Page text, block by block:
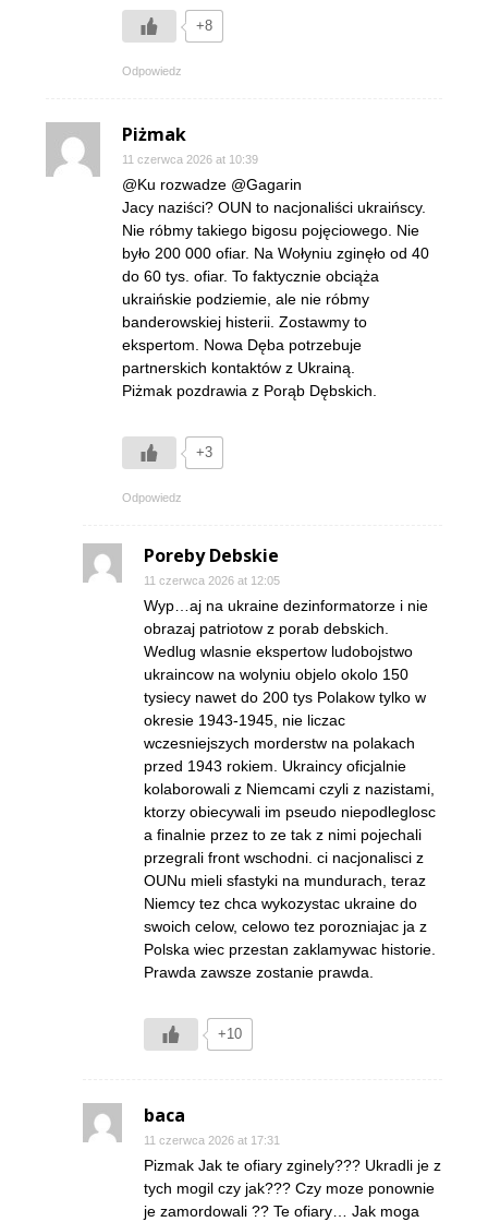
+8
Odpowiedz
Piżmak
11 czerwca 2026 at 10:39
@Ku rozwadze @Gagarin
Jacy naziści? OUN to nacjonaliści ukraińscy.
Nie róbmy takiego bigosu pojęciowego. Nie
było 200 000 ofiar. Na Wołyniu zginęło od 40
do 60 tys. ofiar. To faktycznie obciąża
ukraińskie podziemie, ale nie róbmy
banderowskiej histerii. Zostawmy to
ekspertom. Nowa Dęba potrzebuje
partnerskich kontaktów z Ukrainą.
Piżmak pozdrawia z Porąb Dębskich.
+3
Odpowiedz
Poreby Debskie
11 czerwca 2026 at 12:05
Wyp…aj na ukraine dezinformatorze i nie
obrazaj patriotow z porab debskich.
Wedlug wlasnie ekspertow ludobojstwo
ukraincow na wolyniu objelo okolo 150
tysiecy nawet do 200 tys Polakow tylko w
okresie 1943-1945, nie liczac
wczesniejszych morderstw na polakach
przed 1943 rokiem. Ukraincy oficjalnie
kolaborowali z Niemcami czyli z nazistami,
ktorzy obiecywali im pseudo niepodleglosc
a finalnie przez to ze tak z nimi pojechali
przegrali front wschodni. ci nacjonalisci z
OUNu mieli sfastyki na mundurach, teraz
Niemcy tez chca wykozystac ukraine do
swoich celow, celowo tez porozniajac ja z
Polska wiec przestan zaklamywac historie.
Prawda zawsze zostanie prawda.
+10
baca
11 czerwca 2026 at 17:31
Pizmak Jak te ofiary zginely??? Ukradli je z
tych mogil czy jak??? Czy moze ponownie
je zamordowali ?? Te ofiary… Jak moga